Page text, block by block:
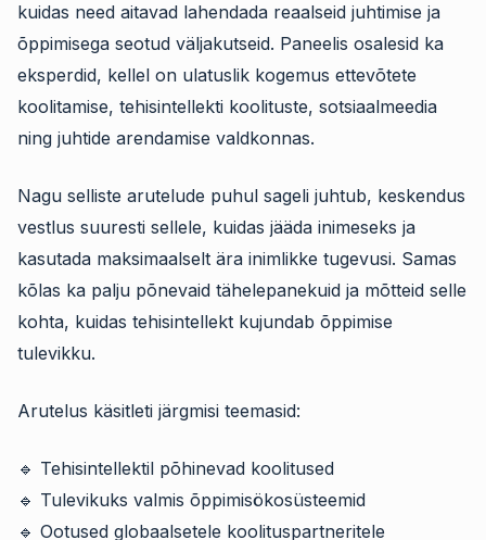
kuidas need aitavad lahendada reaalseid juhtimise ja
õppimisega seotud väljakutseid. Paneelis osalesid ka
eksperdid, kellel on ulatuslik kogemus ettevõtete
koolitamise, tehisintellekti koolituste, sotsiaalmeedia
ning juhtide arendamise valdkonnas.
Nagu selliste arutelude puhul sageli juhtub, keskendus
vestlus suuresti sellele, kuidas jääda inimeseks ja
kasutada maksimaalselt ära inimlikke tugevusi. Samas
kõlas ka palju põnevaid tähelepanekuid ja mõtteid selle
kohta, kuidas tehisintellekt kujundab õppimise
tulevikku.
Arutelus käsitleti järgmisi teemasid:
🔹 Tehisintellektil põhinevad koolitused
🔹 Tulevikuks valmis õppimisökosüsteemid
🔹 Ootused globaalsetele koolituspartneritele